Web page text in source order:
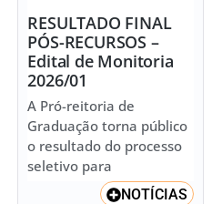
RESULTADO FINAL
PÓS-RECURSOS –
Edital de Monitoria
2026/01
A Pró-reitoria de
Graduação torna público
o resultado do processo
seletivo para
NOTÍCIAS